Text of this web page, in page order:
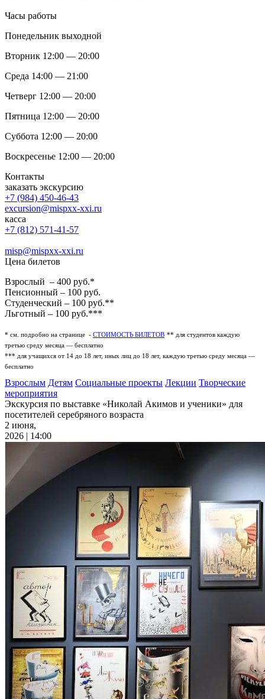
Часы работы
Понедельник выходной
Вторник 12:00 — 20:00
Среда 14:00 — 21:00
Четверг 12:00 — 20:00
Пятница 12:00 — 20:00
Суббота 12:00 — 20:00
Воскресенье 12:00 — 20:00
Контакты
заказать экскурсию
+7 (984) 450-46-43
excursion@mispxx-xxi.ru
касса
+7 (812) 571-41-57
misp@mispxx-xxi.ru
Цена билетов
Взрослый – 400 руб.*
Пенсионный – 100 руб.
Студенческий – 100 руб.**
Льготный – 100 руб.***
* см. подробно на странице - СТОИМОСТЬ БИЛЕТОВ ** для студентов каждую
третью среду месяца — бесплатно
*** для учащихся от 14 до 18 лет, иных лиц до 18 лет, каждую третью среду месяца —
бесплатно
Взрослым Детям Социальные проекты Лекции Творческие
мероприятия
Экскурсия по выставке «Николай Акимов и ученики» для
посетителей серебряного возраста
2 июня,
2026 | 14:00